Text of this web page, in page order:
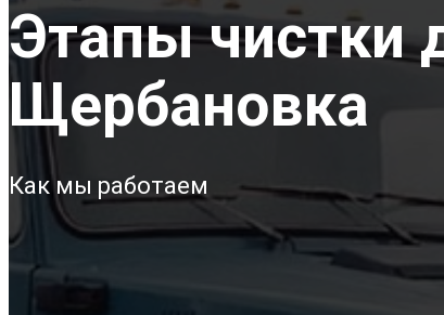
Этапы чистки
Щербановка
Как мы работаем